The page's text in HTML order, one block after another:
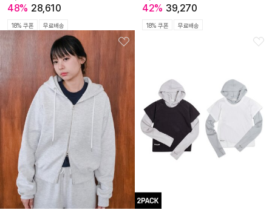
48% 28,610
18% 쿠폰 무료배송
42% 39,270
18% 쿠폰 무료배송